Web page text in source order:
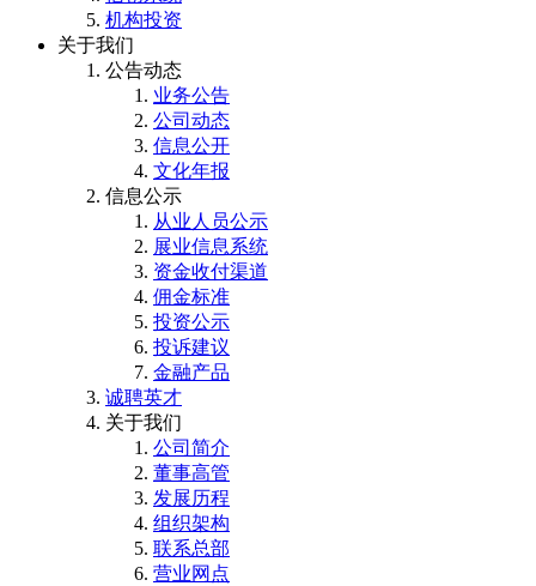
机构投资
关于我们
公告动态
业务公告
公司动态
信息公开
文化年报
信息公示
从业人员公示
展业信息系统
资金收付渠道
佣金标准
投资公示
投诉建议
金融产品
诚聘英才
关于我们
公司简介
董事高管
发展历程
组织架构
联系总部
营业网点